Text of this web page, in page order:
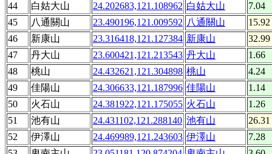
44
白姑大山 24.202683,121.108962 白姑大山
7.04
45
八通關山 23.490196,121.009592 八通關山
15.92
46
新康山 23.316418,121.127384 新康山
32.99
47
丹大山 23.600421,121.213543 丹大山
1.66
48
桃山 24.432621,121.304898 桃山
4.24
49
佳陽山 24.306633,121.187996 佳陽山
1.14
50
火石山 24.381922,121.175055 火石山
1.26
51
池有山 24.431102,121.288140 池有山
26.31
52
伊澤山 24.469989,121.243603 伊澤山
7.28